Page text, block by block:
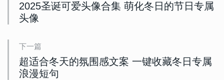
2025圣诞可爱头像合集 萌化冬日的节日专属
头像
下一篇
超适合冬天的氛围感文案 一键收藏冬日专属
浪漫短句